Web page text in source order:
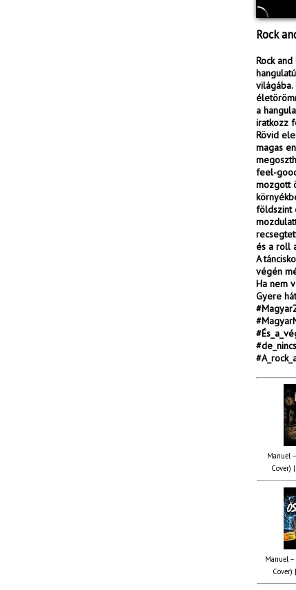
Rock
Rock
a
iratkozz
Rövid
magas
feel-
mozgott
földszint
és a roll
A
végén
Ha nem
Gyere
Manuel
Cover)
Manuel